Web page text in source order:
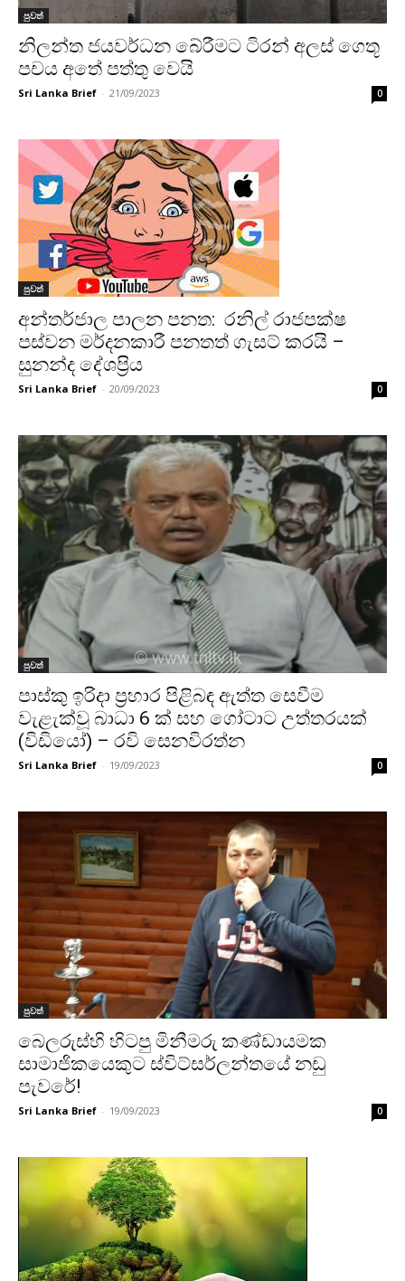
පුවත්
නිලන්ත ජයවර්ධන බේරීමට ටිරන් අලස් ගෙතූ
පචය අතේ පත්තු වෙයි
Sri Lanka Brief - 21/09/2023 0
පුවත්
අන්තර්ජාල පාලන පනත: රනිල් රාජපක්ෂ
පස්වන මර්දනකාරී පනතත් ගැසට් කරයි –
සුනන්ද දේශප්‍රිය
Sri Lanka Brief - 20/09/2023 0
පුවත්
පාස්කු ඉරිදා ප්‍රහාර පිළිබඳ ඇත්ත සෙවීම
වැළැක්වූ බාධා 6 ක් සහ ගෝටාට උත්තරයක්
(විඩියෝ) – රවි සෙනවිරත්න
Sri Lanka Brief - 19/09/2023 0
පුවත්
බෙලරුස්හි හිටපු මිනීමරු කණ්ඩායමක
සාමාජිකයෙකුට ස්විට්සර්ලන්තයේ නඩු
පැවරේ!
Sri Lanka Brief - 19/09/2023 0